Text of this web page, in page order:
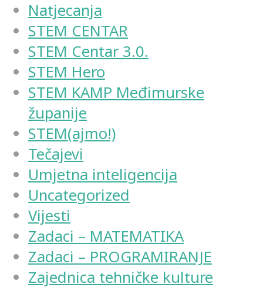
Natjecanja
STEM CENTAR
STEM Centar 3.0.
STEM Hero
STEM KAMP Međimurske
županije
STEM(ajmo!)
Tečajevi
Umjetna inteligencija
Uncategorized
Vijesti
Zadaci – MATEMATIKA
Zadaci – PROGRAMIRANJE
Zajednica tehničke kulture